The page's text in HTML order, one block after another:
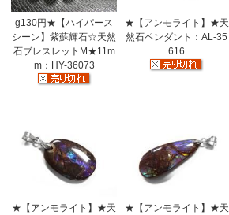
g130円★【ハイパース
シーン】紫蘇輝石☆天然
石ブレスレットM★11m
m：HY-36073
★【アンモライト】★天
然石ペンダント：AL-35
616
★【アンモライト】★天
★【アンモライト】★天